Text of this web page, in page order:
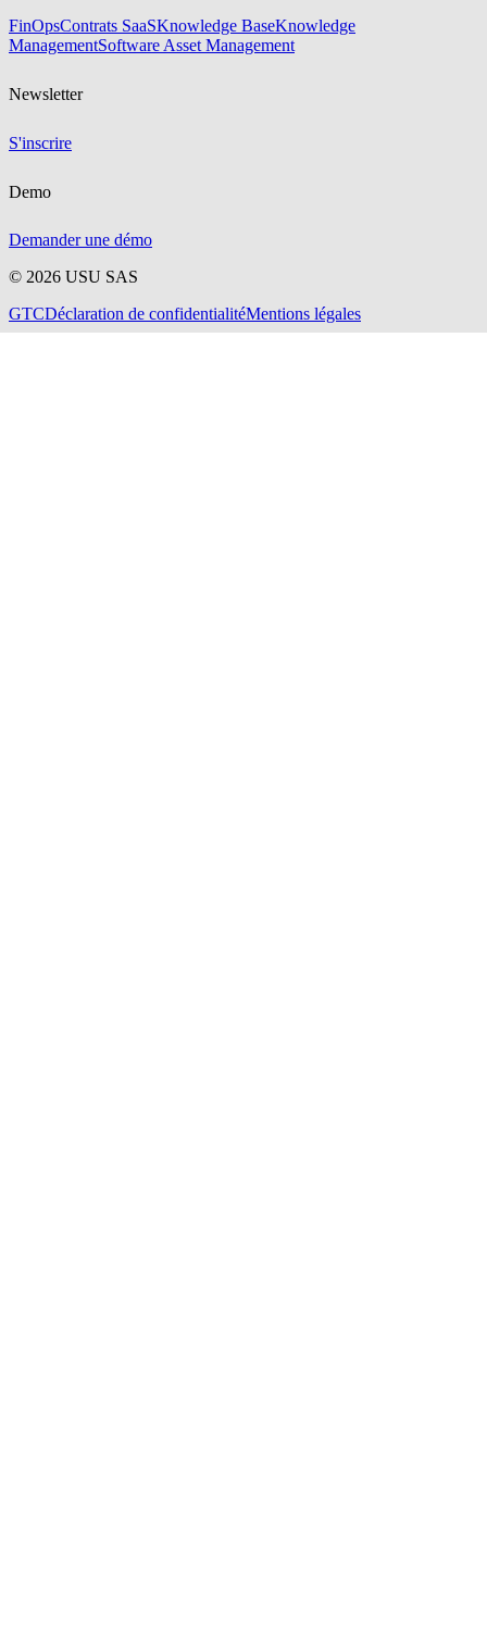
FinOpsContrats SaaSKnowledge BaseKnowledge
ManagementSoftware Asset Management
Newsletter
S'inscrire
Demo
Demander une démo
© 2026 USU SAS
GTCDéclaration de confidentialitéMentions légales